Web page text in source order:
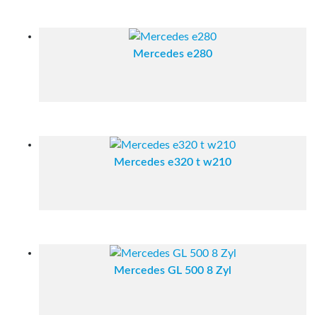
Mercedes e280
Mercedes e320 t w210
Mercedes GL 500 8 Zyl